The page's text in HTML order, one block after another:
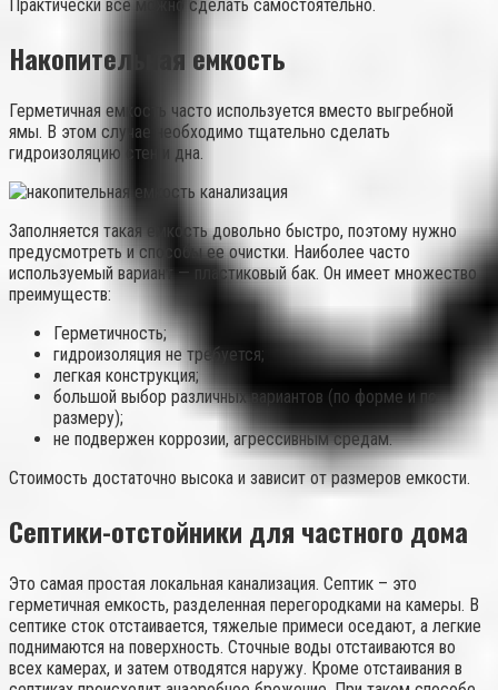
Практически все можно сделать самостоятельно.
Накопительная емкость
Герметичная емкость часто используется вместо выгребной
ямы. В этом случае необходимо тщательно сделать
гидроизоляцию стен и дна.
Заполняется такая емкость довольно быстро, поэтому нужно
предусмотреть и способы ее очистки. Наиболее часто
используемый вариант — пластиковый бак. Он имеет множество
преимуществ:
Герметичность;
гидроизоляция не требуется;
легкая конструкция;
большой выбор различных вариантов (по форме и по
размеру);
не подвержен коррозии, агрессивным средам.
Стоимость достаточно высока и зависит от размеров емкости.
Септики-отстойники для частного дома
Это самая простая локальная канализация. Септик – это
герметичная емкость, разделенная перегородками на камеры. В
септике сток отстаивается, тяжелые примеси оседают, а легкие
поднимаются на поверхность. Сточные воды отстаиваются во
всех камерах, и затем отводятся наружу. Кроме отстаивания в